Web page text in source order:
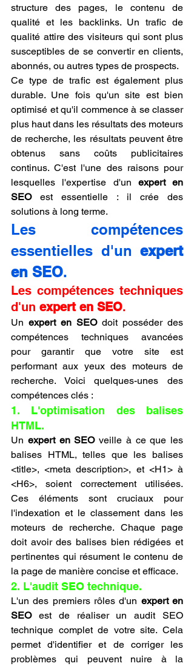
structure des pages, le contenu de
qualité et les backlinks. Un trafic de
qualité attire des visiteurs qui sont plus
susceptibles de se convertir en clients,
abonnés, ou autres types de prospects.
Ce type de trafic est également plus
durable. Une fois qu'un site est bien
optimisé et qu'il commence à se classer
plus haut dans les résultats des moteurs
de recherche, les résultats peuvent être
obtenus sans coûts publicitaires
continus. C'est l'une des raisons pour
lesquelles l'expertise d'un expert en
SEO est essentielle : il crée des
solutions à long terme.
Les compétences
essentielles d'un expert
en SEO.
Les compétences techniques
d'un expert en SEO.
Un expert en SEO doit posséder des
compétences techniques avancées
pour garantir que votre site est
performant aux yeux des moteurs de
recherche. Voici quelques-unes des
compétences clés :
1. L'optimisation des balises
HTML.
Un expert en SEO veille à ce que les
balises HTML, telles que les balises
<title>, <meta description>, et <H1> à
<H6>, soient correctement utilisées.
Ces éléments sont cruciaux pour
l'indexation et le classement dans les
moteurs de recherche. Chaque page
doit avoir des balises bien rédigées et
pertinentes qui résument le contenu de
la page de manière concise et efficace.
2. L'audit SEO technique.
L'un des premiers rôles d'un expert en
SEO est de réaliser un audit SEO
technique complet de votre site. Cela
permet d'identifier et de corriger les
problèmes qui peuvent nuire à la